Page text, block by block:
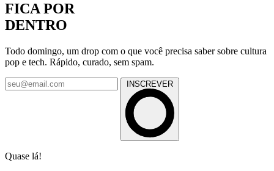
FICA POR
DENTRO
Todo domingo, um drop com o que você precisa saber sobre cultura
pop e tech. Rápido, curado, sem spam.
INSCREVER
Quase lá!